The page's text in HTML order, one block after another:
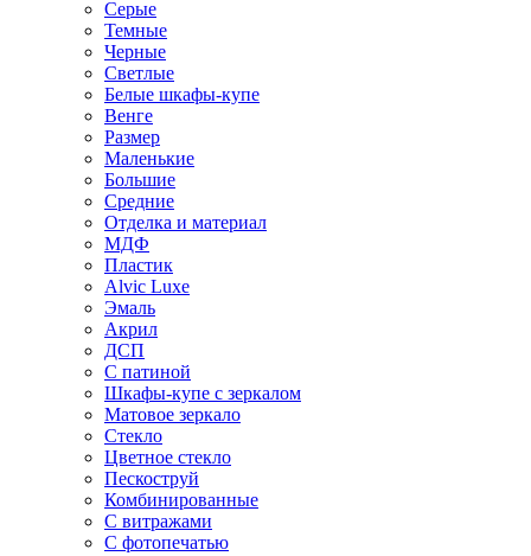
Серые
Темные
Черные
Светлые
Белые шкафы-купе
Венге
Размер
Маленькие
Большие
Средние
Отделка и материал
МДФ
Пластик
Alvic Luxe
Эмаль
Акрил
ДСП
С патиной
Шкафы-купе с зеркалом
Матовое зеркало
Стекло
Цветное стекло
Пескоструй
Комбинированные
С витражами
С фотопечатью